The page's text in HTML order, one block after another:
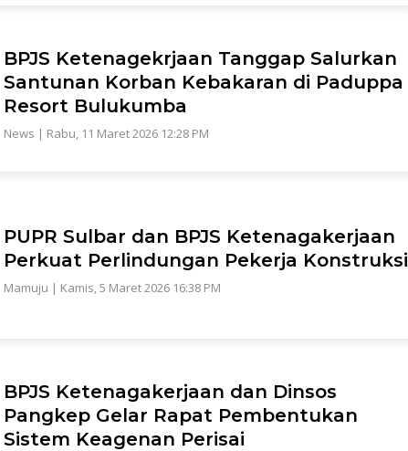
BPJS Ketenagekrjaan Tanggap Salurkan
Santunan Korban Kebakaran di Paduppa
Resort Bulukumba
News | Rabu, 11 Maret 2026 12:28 PM
PUPR Sulbar dan BPJS Ketenagakerjaan
Perkuat Perlindungan Pekerja Konstruksi
Mamuju | Kamis, 5 Maret 2026 16:38 PM
BPJS Ketenagakerjaan dan Dinsos
Pangkep Gelar Rapat Pembentukan
Sistem Keagenan Perisai